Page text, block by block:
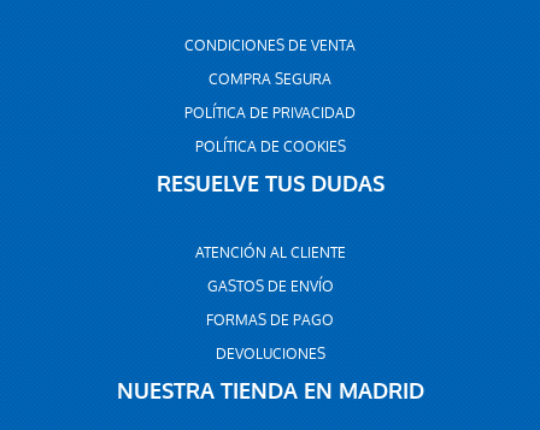
CONDICIONES DE VENTA
COMPRA SEGURA
POLÍTICA DE PRIVACIDAD
POLÍTICA DE COOKIES
RESUELVE TUS DUDAS
ATENCIÓN AL CLIENTE
GASTOS DE ENVÍO
FORMAS DE PAGO
DEVOLUCIONES
NUESTRA TIENDA EN MADRID